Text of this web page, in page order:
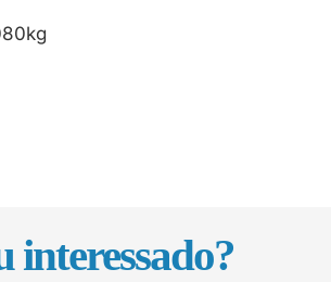
interessado?